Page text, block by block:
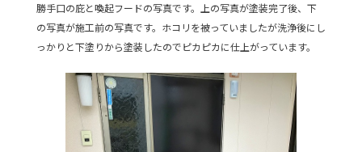
勝手口の庇と喚起フードの写真です。上の写真が塗装完了後、下
の写真が施工前の写真です。ホコリを被っていましたが洗浄後にし
っかりと下塗りから塗装したのでピカピカに仕上がっています。